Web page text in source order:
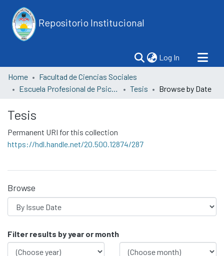
Repositorio Institucional
Log In (current)
Home
Facultad de Ciencias Sociales
Escuela Profesional de Psicología
Tesis Browse by Date
Tesis
Permanent URI for this collection
https://hdl.handle.net/20.500.12874/287
Browse
Browsing Tesis by Issue Date
Filter results by year or month